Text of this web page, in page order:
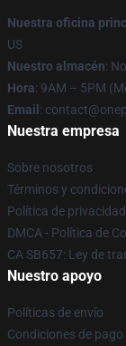
Nuestra oficina
US
Nuestro almacén:
Hora: 9AM – 5PM
Email :
Nuestra empresa
Sobre nosotros
Términos y
Política de privacidad
DMCA - Política de
CA SB657: Ley de
Nuestro apoyo
Políticas de envío
Condiciones de pago